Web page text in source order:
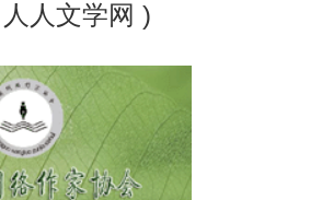
人文学网 )